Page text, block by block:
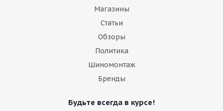
Магазины
Статьи
Обзоры
Политика
Шиномонтаж
Бренды
Будьте всегда в курсе!